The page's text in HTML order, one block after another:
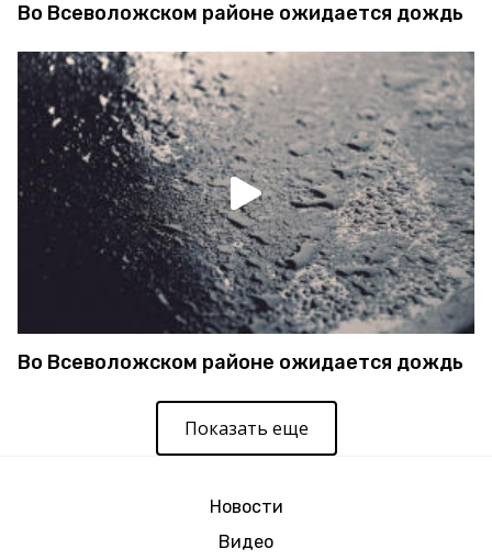
Во Всеволожском районе ожидается дождь
Во Всеволожском районе ожидается дождь
Показать еще
Новости
Видео